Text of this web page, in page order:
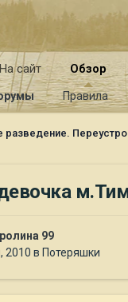
На сайт Обзор
Правила
разведение.
99
2010 в Потеряшки